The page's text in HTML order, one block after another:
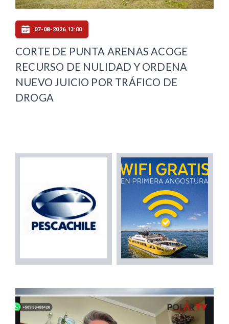
07-08-2026 13:00
CORTE DE PUNTA ARENAS ACOGE
RECURSO DE NULIDAD Y ORDENA
NUEVO JUICIO POR TRÁFICO DE
DROGA